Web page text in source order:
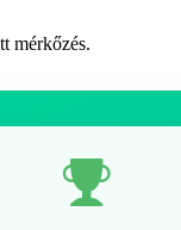
mérkőzés.